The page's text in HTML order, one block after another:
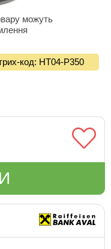
можуть
код: НТ04-Р350